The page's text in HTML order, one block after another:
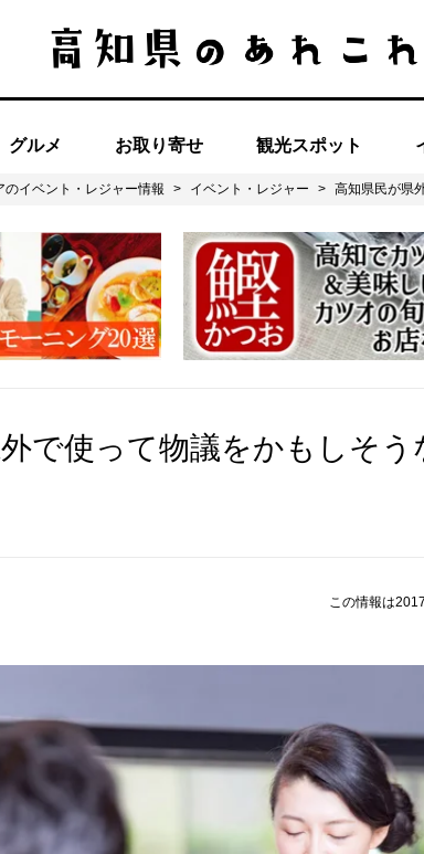
グルメ お取り寄せ 観光スポット
のイベント・レジャー情報 > イベント・レジャー > 高知県民が県
で使って物議をかもしそう
この情報は